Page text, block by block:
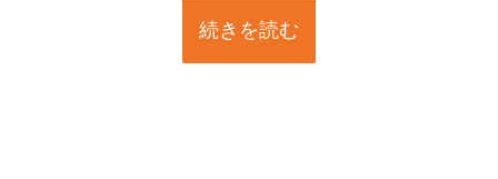
続きを読む